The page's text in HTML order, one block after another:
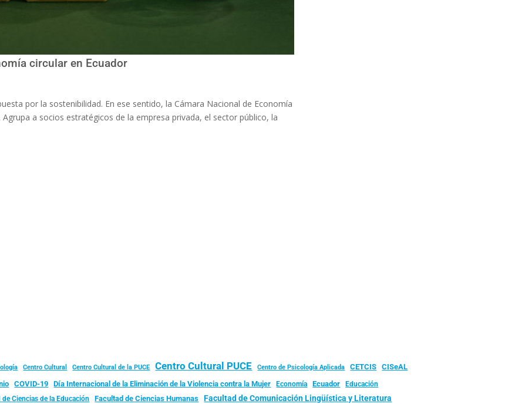
circular en Ecuador
por la sostenibilidad. En ese sentido, la Cámara Nacional de Economía
a socios estratégicos de la empresa privada, el sector público, la
Centro Cultural Centro Cultural de la PUCE Centro Cultural PUCE Centro de Psicología Aplicada CETCIS CISeAL
COVID-19 Día Internacional de la Eliminación de la Violencia contra la Mujer Economía Ecuador
Educación
de Ciencias de la Educación Facultad de Ciencias Humanas Facultad de Comunicación Lingüística y Literatura